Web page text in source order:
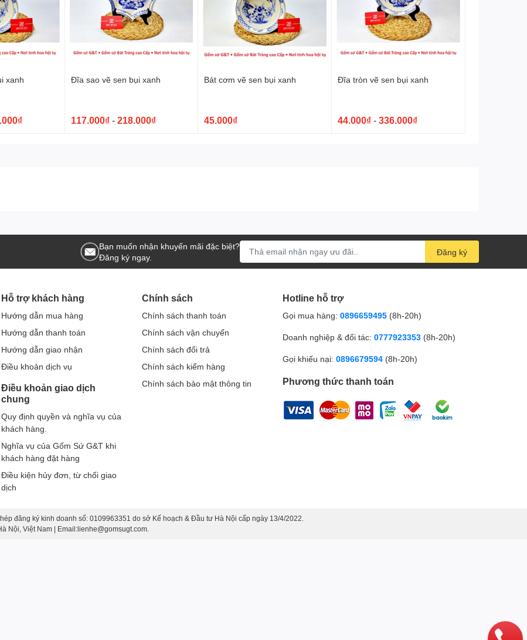
xanh Đĩa sao vẽ sen bụi xanh
117.000₫- 218.000₫
Bát cơm vẽ sen bụi xanh
45.000₫
Đĩa tròn vẽ sen bụi xanh
44.000₫ -336.000₫
Bạn muốn nhận khuyến mãi đặc biệt?
Đăng ký ngay.
Đăng ký
Hỗ trợ khách hàng
Hướng dẫn mua hàng
Hướng dẫn thanh toán
Hướng dẫn giao nhận
Điều khoản dịch vụ
Điều khoản giao dịch
chung
Quy định quyền và nghĩa vụ của
khách hàng.
Nghĩa vụ của Gốm Sứ G&T khi
khách hàng đặt hàng
Điều kiện hủy đơn, từ chối giao
dịch
Chính sách
Chính sách thanh toán
Chính sách vận chuyển
Chính sách đổi trả
Chính sách kiểm hàng
Chính sách bảo mật thông tin
Hotline hỗ trợ
Gọi mua hàng: 0896659495 (8h-20h)
Doanh nghiệp & đối tác: 0777923353 (8h-20h)
Gọi khiếu nại: 0896679594 (8h-20h)
Phương thức thanh toán
đăng ký kinh doanh số: 0109963351 do sở Kế hoạch & Đầu tư Hà Nội cấp ngày 13/4/2022.
Nội, Việt Nam | Email:lienhe@gomsugt.com.